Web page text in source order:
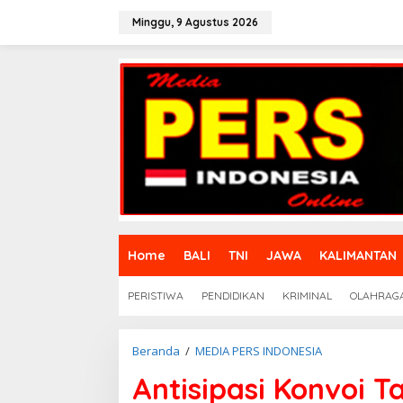
Minggu, 9 Agustus 2026
Home BALI TNI JAWA KALIMANTAN
PERISTIWA PENDIDIKAN KRIMINAL
Beranda / MEDIA PERS INDONESIA
t
i
Antisipasi Konvoi